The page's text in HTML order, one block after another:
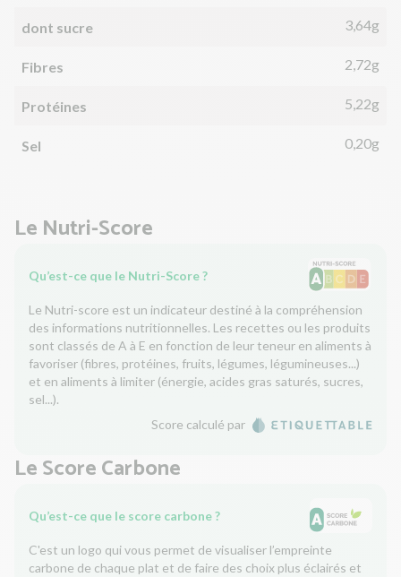
dont sucre 3,64g
Fibres 2,72g
Protéines 5,22g
Sel 0,20g
Le Nutri-Score
Qu’est-ce que le Nutri-Score ?
Le Nutri-score est un indicateur destiné à la compréhension
des informations nutritionnelles. Les recettes ou les produits
sont classés de A à E en fonction de leur teneur en aliments à
favoriser (fibres, protéines, fruits, légumes, légumineuses...)
et en aliments à limiter (énergie, acides gras saturés, sucres,
sel...).
Score calculé par
Le Score Carbone
Qu’est-ce que le score carbone ?
C'est un logo qui vous permet de visualiser l’empreinte
carbone de chaque plat et de faire des choix plus éclairés et